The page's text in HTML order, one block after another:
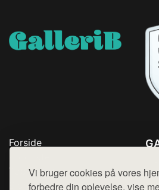
Vi bruger cookies på vores
forbedre din oplevelse, vise
Forside
Top Rabatter
Blog